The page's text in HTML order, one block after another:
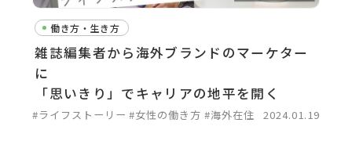
働き方・生き方
雑誌編集者から海外ブランドのマーケター
に
「思いきり」でキャリアの地平を開く
#ライフストーリー #女性の働き方 #海外在住 2024.01.19